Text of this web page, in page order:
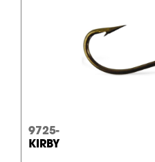
9725-
KIRBY